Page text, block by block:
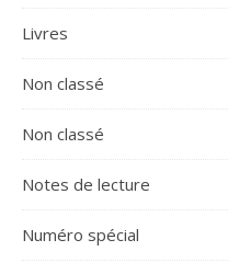
Livres
Non classé
Non classé
Notes de lecture
Numéro spécial